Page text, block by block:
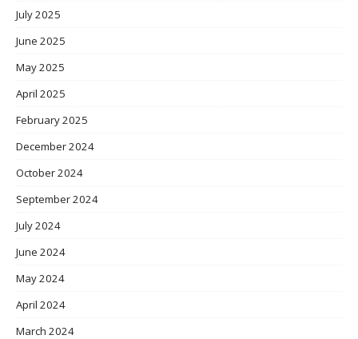
July 2025
June 2025
May 2025
April 2025
February 2025
December 2024
October 2024
September 2024
July 2024
June 2024
May 2024
April 2024
March 2024